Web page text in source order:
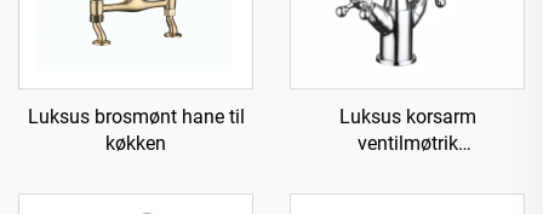
Luksus brosmønt hane til
køkken
Luksus korsarm
ventilmøtrik
Krom